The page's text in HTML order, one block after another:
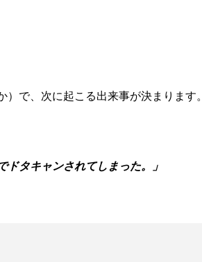
で、次に起こる出来事が決まります。
ドタキャンされてしまった。」